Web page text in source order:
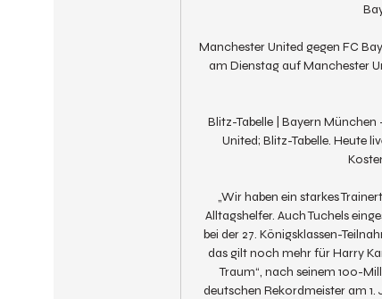
Manchester United gegen FC
am Dienstag auf Manchester
Blitz-Tabelle | Bayern
United; Blitz-Tabelle. Heute
„Wir haben ein starkes
Alltagshelfer. Auch Tuchels
bei der 27. Königsklassen-
das gilt noch mehr für Harry
Traum“, nach seinem 100-
deutschen Rekordmeister am